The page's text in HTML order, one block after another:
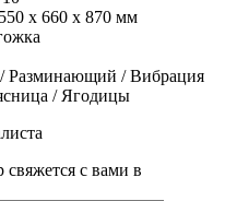
х 660 х 870 мм
Разминающий / Вибрация
/ Ягодицы
свяжется с вами в